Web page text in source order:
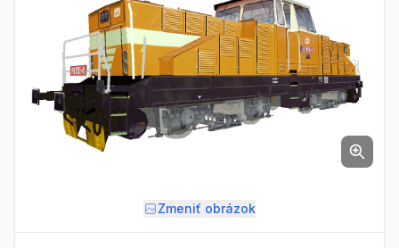
Zmeniť obrázok